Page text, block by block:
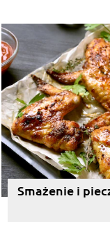
Smażenie i